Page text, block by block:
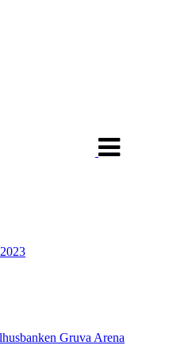
Gruva Arena